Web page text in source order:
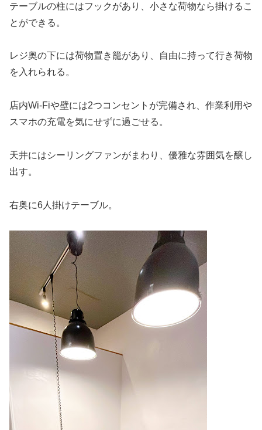
テーブルの柱にはフックがあり、小さな荷物なら掛けるこ
とができる。
レジ奥の下には荷物置き籠があり、自由に持って行き荷物
を入れられる。
店内Wi-Fiや壁には2つコンセントが完備され、作業利用や
スマホの充電を気にせずに過ごせる。
天井にはシーリングファンがまわり、優雅な雰囲気を醸し
出す。
右奥に6人掛けテーブル。